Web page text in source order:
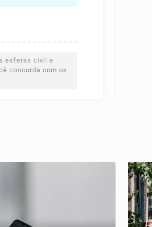
esferas civil e
concorda com os